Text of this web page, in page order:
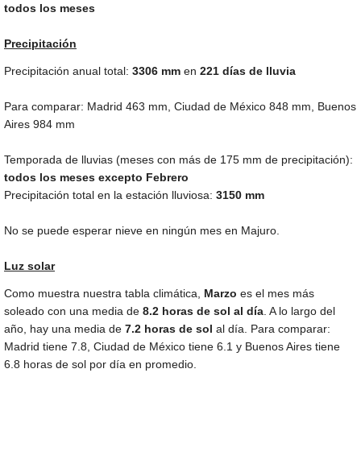
todos los meses
Precipitación
Precipitación anual total: 3306 mm en 221 días de lluvia
Para comparar: Madrid 463 mm , Ciudad de México 848 mm , Buenos
Aires 984 mm
Temporada de lluvias (meses con más de 175 mm de precipitación):
todos los meses excepto Febrero
Precipitación total en la estación lluviosa: 3150 mm
No se puede esperar nieve en ningún mes en Majuro.
Luz solar
Como muestra nuestra tabla climática, Marzo es el mes más
soleado con una media de 8.2 horas de sol al día . A lo largo del
año, hay una media de 7.2 horas de sol al día. Para comparar:
Madrid tiene 7.8, Ciudad de México tiene 6.1 y Buenos Aires tiene
6.8 horas de sol por día en promedio.